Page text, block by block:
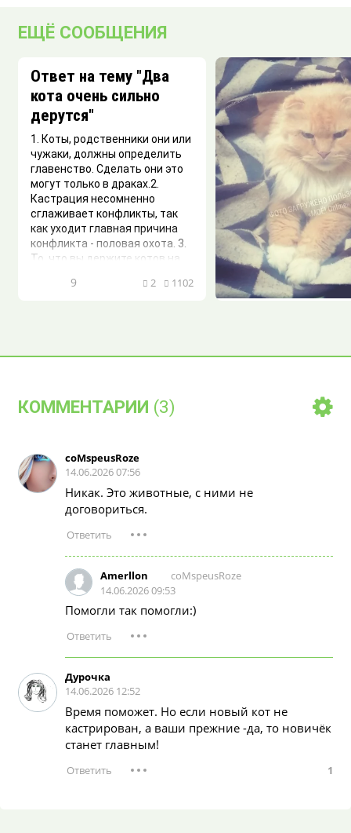
ЕЩЁ СООБЩЕНИЯ
Ответ на тему "Два
кота очень сильно
дерутся"
1. Коты, родственники они или
чужаки, должны определить
главенство. Сделать они это
могут только в драках.2.
Кастрация несомненно
сглаживает конфликты, так
как уходит главная причина
конфликта - половая охота. 3.
То, что вы держите котов на
вашей совести, про...
9 2 1102
Здравствуйе.
у родственников, они
нашли. Внешне похож
длинная шерсть, ьае
КОММЕНТАРИИ (3)
coMspeusRoze
14.06.2026 07:56
Никак. Это животные, с ними не
договориться.
Amerllon
coMspeusRoze
14.06.2026 09:53
Помогли так помогли:)
Дурочка
14.06.2026 12:52
Время поможет. Но если новый кот не
кастрирован, а ваши прежние -да, то новичëк
станет главным!
1